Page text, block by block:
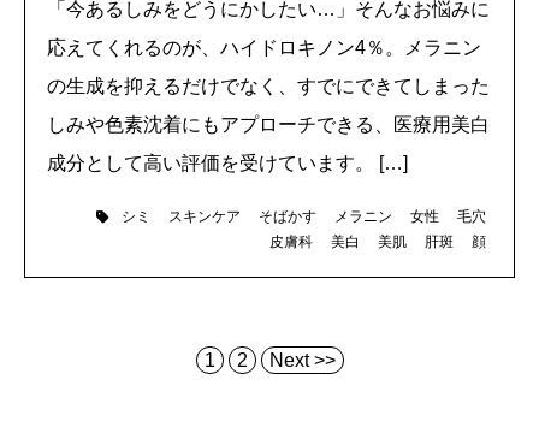
「今あるしみをどうにかしたい…」そんなお悩みに
応えてくれるのが、ハイドロキノン4％。メラニン
の生成を抑えるだけでなく、すでにできてしまった
しみや色素沈着にもアプローチできる、医療用美白
成分として高い評価を受けています。 […]
シミ スキンケア そばかす メラニン 女性
毛穴
皮膚科
美白 美肌 肝斑 顔
1 2 Next >>